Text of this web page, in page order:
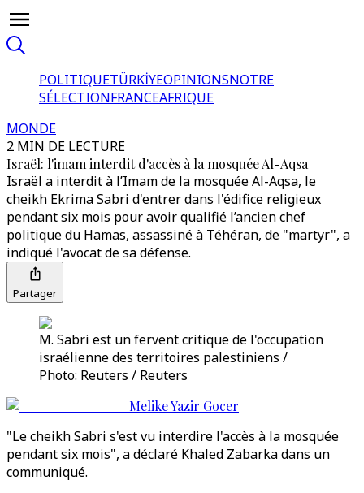
POLITIQUETÜRKİYEOPINIONSNOTRE
SÉLECTIONFRANCEAFRIQUE
MONDE
2 MIN DE LECTURE
Israël: l'imam interdit d'accès à la mosquée Al-Aqsa
Israël a interdit à l’Imam de la mosquée Al-Aqsa, le
cheikh Ekrima Sabri d'entrer dans l'édifice religieux
pendant six mois pour avoir qualifié l’ancien chef
politique du Hamas, assassiné à Téhéran, de "martyr", a
indiqué l'avocat de sa défense.
Partager
M. Sabri est un fervent critique de l'occupation
israélienne des territoires palestiniens /
Photo: Reuters / Reuters
Melike Yazir Gocer
"Le cheikh Sabri s'est vu interdire l'accès à la mosquée
pendant six mois", a déclaré Khaled Zabarka dans un
communiqué.